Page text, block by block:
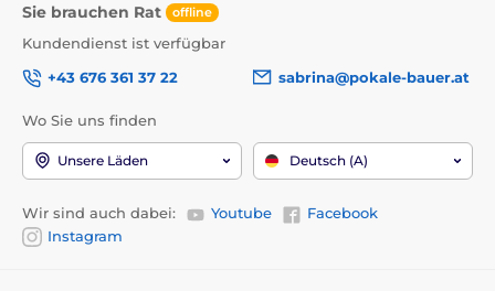
Sie brauchen Rat offline
Kundendienst ist verfügbar
+43 676 361 37 22
sabrina@pokale-bauer.at
Wo Sie uns finden
Unsere Läden Deutsch (A)
Wir sind auch dabei: Youtube
Facebook
Instagram